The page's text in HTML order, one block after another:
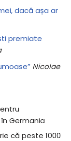
dacă așa ar
premiate
Nicolae
Germania
că peste 1000